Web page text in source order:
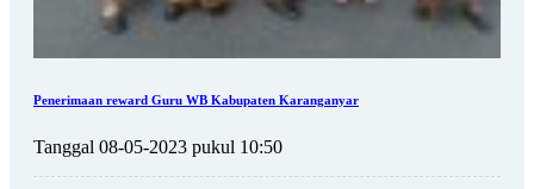
Penerimaan reward Guru WB Kabupaten Karanganyar
Tanggal 08-05-2023 pukul 10:50